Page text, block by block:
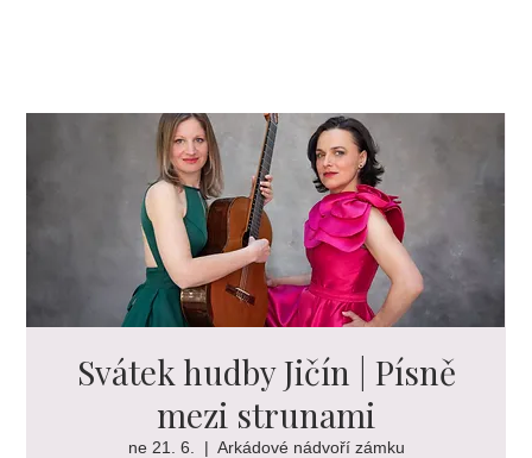
Svátek hudby Jičín | Písně
mezi strunami
ne 21. 6.
  |
Arkádové nádvoří zámku